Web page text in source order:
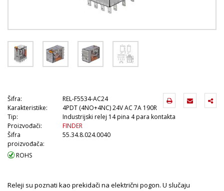
Šifra:
REL-F5534-AC24
Karakteristike:
4PDT (4NO+4NC) 24V AC 7A 190R
Tip:
Industrijski relej 14 pina 4 para kontakta
Proizvođači:
FINDER
Šifra
proizvođača:
55.34.8.024.0040
ROHS
Releji su poznati kao prekidači na električni pogon. U slučaju